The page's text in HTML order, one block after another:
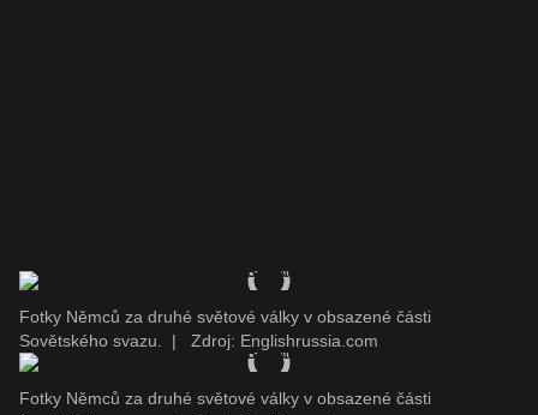
Fotky Němců za druhé světové války v obsazené části
Sovětského svazu.
| Zdroj: Englishrussia.com
Fotky Němců za druhé světové války v obsazené části